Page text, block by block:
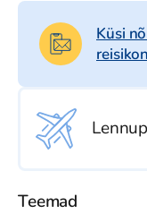
Küsi
Teemad